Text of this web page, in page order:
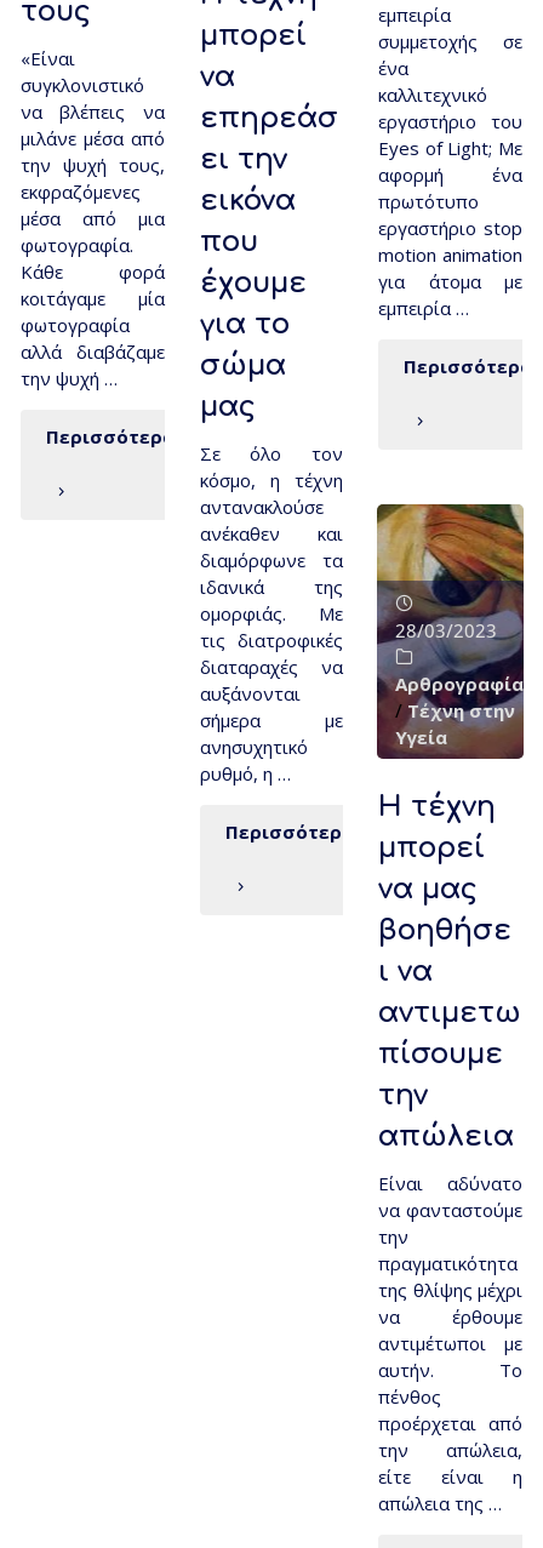
τους
«Είναι
συγκλονιστικό
να βλέπεις να
μιλάνε μέσα από
την ψυχή τους,
εκφραζόμενες
μέσα από μια
φωτογραφία.
Κάθε φορά
κοιτάγαμε μία
φωτογραφία
αλλά διαβάζαμε
την ψυχή …
Περισσότερα
εμπειρία
συμμετοχής σε
ένα
καλλιτεχνικό
εργαστήριο του
Eyes of Light; Με
αφορμή ένα
πρωτότυπο
εργαστήριο stop
motion animation
για άτομα με
εμπειρία …
Περισσότερα
μπορεί
να
επηρεάσ
ει την
εικόνα
που
έχουμε
για το
σώμα
μας
Σε όλο τον
κόσμο, η τέχνη
αντανακλούσε
ανέκαθεν και
διαμόρφωνε τα
ιδανικά της
ομορφιάς. Με
τις διατροφικές
διαταραχές να
αυξάνονται
σήμερα με
ανησυχητικό
ρυθμό, η …
Περισσότερα
28/03/2023
Αρθρογραφία
/ Τέχνη στην
Υγεία
Η τέχνη
μπορεί
να μας
βοηθήσε
ι να
αντιμετω
πίσουμε
την
απώλεια
Είναι αδύνατο
να φανταστούμε
την
πραγματικότητα
της θλίψης μέχρι
να έρθουμε
αντιμέτωποι με
αυτήν. Το
πένθος
προέρχεται από
την απώλεια,
είτε είναι η
απώλεια της …